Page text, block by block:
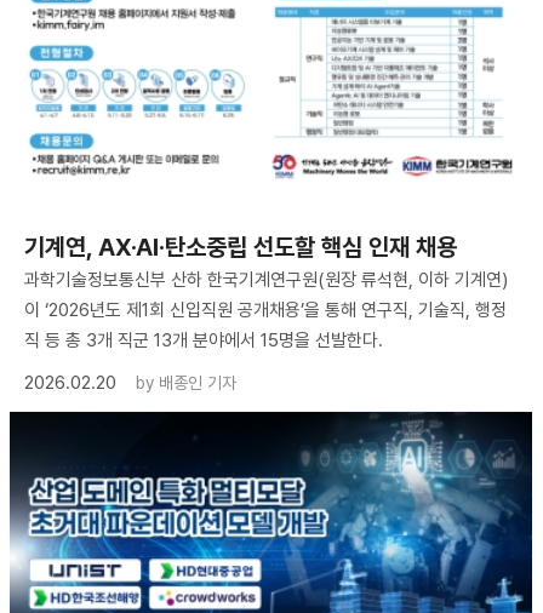
기계연, AX·AI·탄소중립 선도할 핵심 인재 채용
과학기술정보통신부 산하 한국기계연구원(원장 류석현, 이하 기계연)
이 ‘2026년도 제1회 신입직원 공개채용’을 통해 연구직, 기술직, 행정
직 등 총 3개 직군 13개 분야에서 15명을 선발한다.
2026.02.20
by 배종인 기자